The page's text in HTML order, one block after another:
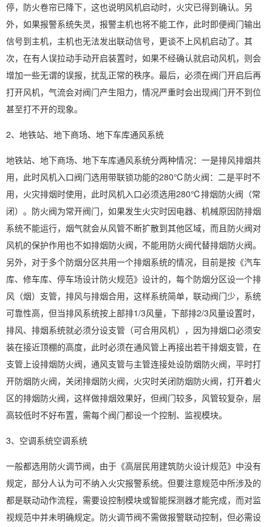
停，防火卷帘已降下，这也说明风机启动时，火灾已得到确认。另
外，如果报警系统失灵，报警主机也将不能工作，此时即便阀门输出
信号到主机，主机也无法发出联动信号，更谈不上风机启动了。其
次，在有人误拉动手动开启装置时，如果不经确认就启动风机，则会
增加一些无谓的误报，扰乱正常的秩序。最后，必须在阀门开启后再
打开风机，气流会对阀门产生阻力，情况严重时会出现阀门开不到位
甚至打不开的现象。
2、地铁站、地下商场、地下车库通风系统
地铁站、地下商场、地下车库通风系统分两种情况：一是排风排烟共
用，此时风机入口阀门选用带联锁功能的280℃防火阀：二是平时不
用，火灾排烟时使用，此时风机入口必须选用280℃排烟防火阀（常
闭）。防火阀为常开阀门，如果发生火灾时因电器、机械原因防排烟
系统不能运行，烟气就会从风管不断扩散到其他区域，而且防火阀对
风机的保护作用也不如排烟防火阀，不能用防火阀代替排烟防火阀。
另外，对于多个防烟分区共用一个排烟系统的情况，目前是按《汽车
库、修车库、停车场设计防火规范》设计的，每个防烟分区设一个排
风（烟）支管，排风与排烟合用，这样系统简单，联动阀门少，系统
可靠性高，但当排风系统按上部排1/3风量，下部排2/3风量设置时，
排风、排烟系统就必须分设支管（可合用风机），因为排烟口必须安
装在接近顶棚的高度，此时必须在通风管上再接出若干排烟支管，在
支管上设排烟防火阀，通风支管与主管连接处设防烟防火阀，平时打
开防烟防火阀，关闭排烟防火阀，火灾时关闭防烟防火阀，打开着火
区的排烟防火阀，这样做排烟效果好，但阀门较多，风管较复杂，层
高较低时不好布置，需每个阀门都设一个控制、监视模块。
3、空调系统空调系统
一般都选用防火调节阀，由于《高层民用建筑防火设计规范》中没有
规定，部分人认为可不纳入火灾报警系统。但要注意规范中所涉及的
都是联动动作流程，需要设控制模块或智能探测器才能完成，而对监
视规范中并未明确规定。防火调节阀不需做报警联动控制，但必需设